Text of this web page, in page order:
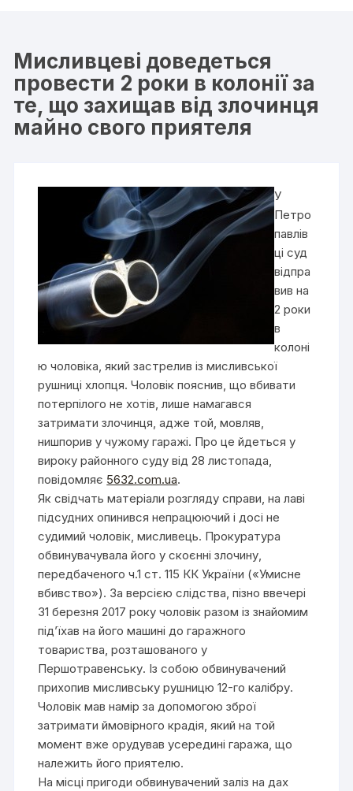
Мисливцеві доведеться
провести 2 роки в колонії за
те, що захищав від злочинця
майно свого приятеля
У
Петро
павлів
ці суд
відпра
вив на
2 роки
в
колоні
ю чоловіка, який застрелив із мисливської
рушниці хлопця. Чоловік пояснив, що вбивати
потерпілого не хотів, лише намагався
затримати злочинця, адже той, мовляв,
нишпорив у чужому гаражі. Про це йдеться у
вироку районного суду від 28 листопада,
повідомляє 5632.com.ua.
Як свідчать матеріали розгляду справи, на лаві
підсудних опинився непрацюючий і досі не
судимий чоловік, мисливець. Прокуратура
обвинувачувала його у скоєнні злочину,
передбаченого ч.1 ст. 115 КК України («Умисне
вбивство»). За версією слідства, пізно ввечері
31 березня 2017 року чоловік разом із знайомим
під’їхав на його машині до гаражного
товариства, розташованого у
Першотравенську. Із собою обвинувачений
прихопив мисливську рушницю 12-го калібру.
Чоловік мав намір за допомогою зброї
затримати ймовірного крадія, який на той
момент вже орудував усередині гаража, що
належить його приятелю.
На місці пригоди обвинувачений заліз на дах